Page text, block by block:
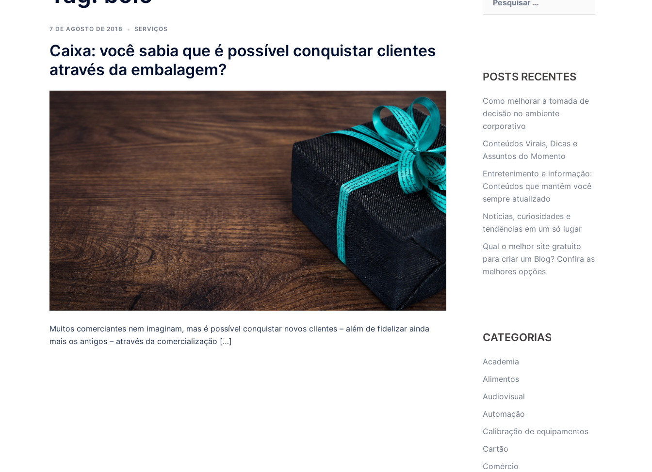
7 DE AGOSTO DE 2018 SERVIÇOS
Caixa: você sabia que é possível conquistar clientes
através da embalagem?
Muitos comerciantes nem imaginam, mas é possível conquistar novos clientes – além de fidelizar ainda
mais os antigos – através da comercialização […]
POSTS RECENTES
Como melhorar a tomada de
decisão no ambiente
corporativo
Conteúdos Virais, Dicas e
Assuntos do Momento
Entretenimento e informação:
Conteúdos que mantêm você
sempre atualizado
Notícias, curiosidades e
tendências em um só lugar
Qual o melhor site gratuito
para criar um Blog? Confira as
melhores opções
CATEGORIAS
Academia
Alimentos
Audiovisual
Automação
Calibração de equipamentos
Cartão
Comércio